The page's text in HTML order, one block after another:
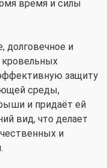
время и силы
долговечное и
защиту
среды,
и придаёт ей
вид, что делает
и